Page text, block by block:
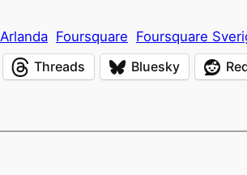
Arlanda Foursquare Foursquare
Threads Bluesky